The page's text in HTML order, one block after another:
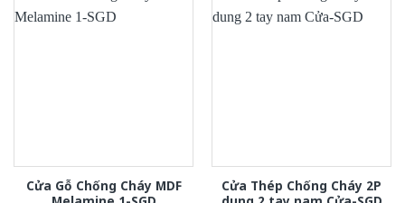
Cửa Gỗ Chống Cháy MDF
Cửa Thép Chống Cháy 2P